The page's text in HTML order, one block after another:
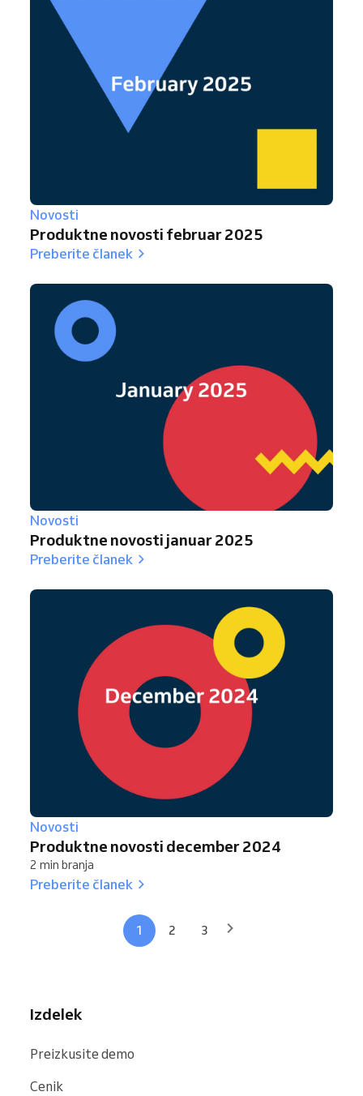
Novosti
Produktne novosti februar 2025
Preberite članek
Novosti
Produktne novosti januar 2025
Preberite članek
Novosti
Produktne novosti december 2024
2 min branja
Preberite članek
1 2 3
Izdelek
Preizkusite demo
Cenik